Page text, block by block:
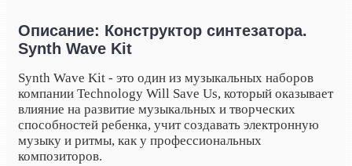
Описание: Конструктор синтезатора.
Synth Wave Kit
Synth Wave Kit - это один из музыкальных наборов
компании Technology Will Save Us, который оказывает
влияние на развитие музыкальных и творческих
способностей ребенка, учит создавать электронную
музыку и ритмы, как у профессиональных
композиторов.